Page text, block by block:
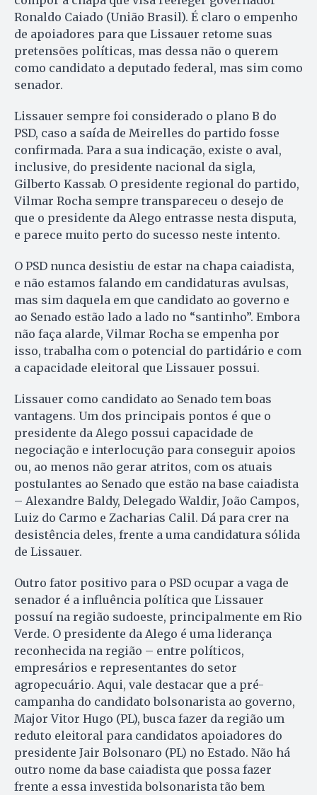
Ronaldo Caiado (União Brasil). É claro o empenho
de apoiadores para que Lissauer retome suas
pretensões políticas, mas dessa não o querem
como candidato a deputado federal, mas sim como
senador.
Lissauer sempre foi considerado o plano B do
PSD, caso a saída de Meirelles do partido fosse
confirmada. Para a sua indicação, existe o aval,
inclusive, do presidente nacional da sigla,
Gilberto Kassab. O presidente regional do partido,
Vilmar Rocha sempre transpareceu o desejo de
que o presidente da Alego entrasse nesta disputa,
e parece muito perto do sucesso neste intento.
O PSD nunca desistiu de estar na chapa caiadista,
e não estamos falando em candidaturas avulsas,
mas sim daquela em que candidato ao governo e
ao Senado estão lado a lado no “santinho”. Embora
não faça alarde, Vilmar Rocha se empenha por
isso, trabalha com o potencial do partidário e com
a capacidade eleitoral que Lissauer possui.
Lissauer como candidato ao Senado tem boas
vantagens. Um dos principais pontos é que o
presidente da Alego possui capacidade de
negociação e interlocução para conseguir apoios
ou, ao menos não gerar atritos, com os atuais
postulantes ao Senado que estão na base caiadista
– Alexandre Baldy, Delegado Waldir, João Campos,
Luiz do Carmo e Zacharias Calil. Dá para crer na
desistência deles, frente a uma candidatura sólida
de Lissauer.
Outro fator positivo para o PSD ocupar a vaga de
senador é a influência política que Lissauer
possuí na região sudoeste, principalmente em Rio
Verde. O presidente da Alego é uma liderança
reconhecida na região – entre políticos,
empresários e representantes do setor
agropecuário. Aqui, vale destacar que a pré-
campanha do candidato bolsonarista ao governo,
Major Vitor Hugo (PL), busca fazer da região um
reduto eleitoral para candidatos apoiadores do
presidente Jair Bolsonaro (PL) no Estado. Não há
outro nome da base caiadista que possa fazer
frente a essa investida bolsonarista tão bem